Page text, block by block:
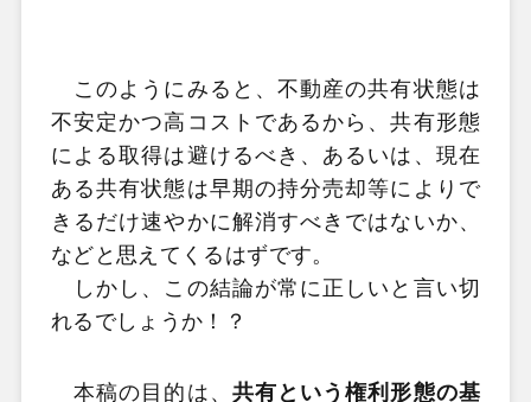
このようにみると、不動産の共有状態は
不安定かつ高コストであるから、共有形態
による取得は避けるべき、あるいは、現在
ある共有状態は早期の持分売却等によりで
きるだけ速やかに解消すべきではないか、
などと思えてくるはずです。
しかし、この結論が常に正しいと言い切
れるでしょうか！？
本稿の目的は、 共有という権利形態の基